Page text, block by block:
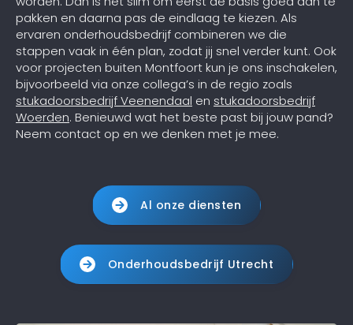
pakken en daarna pas de eindlaag te kiezen. Als
ervaren onderhoudsbedrijf combineren we die
stappen vaak in één plan, zodat jij snel verder kunt. Ook
voor projecten buiten Montfoort kun je ons inschakelen,
bijvoorbeeld via onze collega’s in de regio zoals
stukadoorsbedrijf Veenendaal en stukadoorsbedrijf
Woerden. Benieuwd wat het beste past bij jouw pand?
Neem contact op en we denken met je mee.
Al onze diensten
Onderhoudsbedrijf Utrecht